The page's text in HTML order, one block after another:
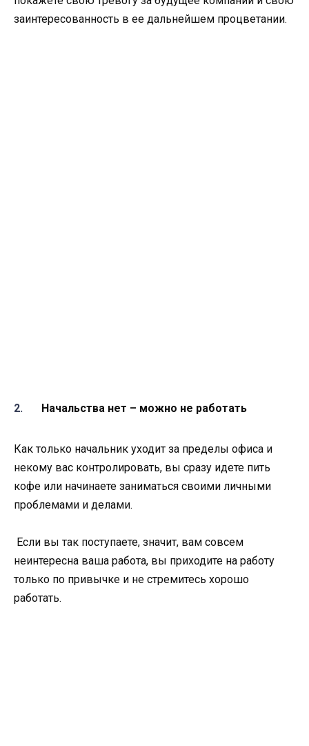
заинтересованность в ее дальнейшем процветании.
Начальства нет – можно не работать
Как только начальник уходит за пределы офиса и
некому вас контролировать, вы сразу идете пить
кофе или начинаете заниматься своими личными
проблемами и делами.
Если вы так поступаете, значит, вам совсем
неинтересна ваша работа, вы приходите на работу
только по привычке и не стремитесь хорошо
работать.